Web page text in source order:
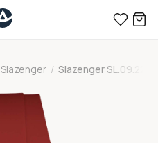
Slazenger / Slazenger